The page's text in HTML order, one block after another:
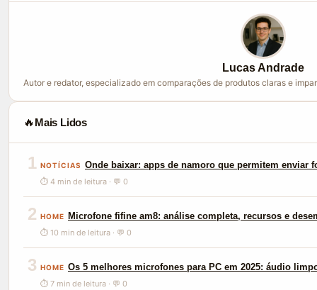
Lucas Andrade
Autor e redator, especializado em comparações de produtos claras e
🔥 Mais Lidos
1 NOTÍCIAS Onde baixar: apps de namoro que permitem enviar
⏱ 4 min de leitura · 💬 0
2 HOME Microfone fifine am8: análise completa, recursos e
⏱ 10 min de leitura · 💬 0
3 HOME Os 5 melhores microfones para PC em 2025: áudio
⏱ 7 min de leitura · 💬 0